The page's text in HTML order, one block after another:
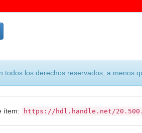
los derechos reservados, a menos
ítem: https://hdl.handle.net/